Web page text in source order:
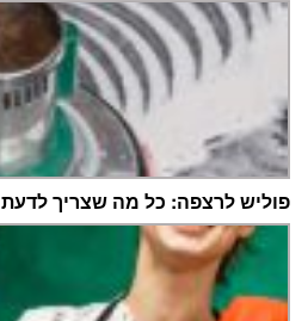
פוליש לרצפה: כל מה שצריך לדעת